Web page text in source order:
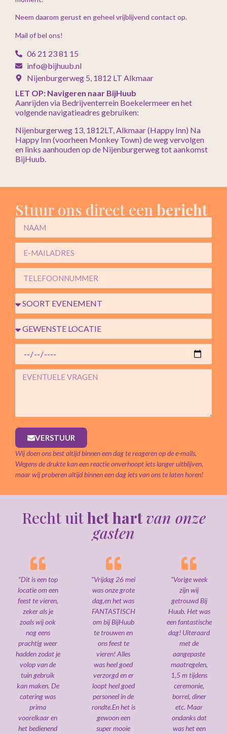
Neem daarom gerust en geheel vrijblijvend contact op.
Mail of bel ons!
06 21 23 81 15
info@bijhuub.nl
Nijenburgerweg 5, 1812 LT Alkmaar
LET OP: Navigeren naar BijHuub
Aanrijden via Bedrijventerrein Boekelermeer en het
volgende navigatieadres gebruiken:
Nijenburgerweg 13, 1812LT, Alkmaar (Happy Inn) Na
Happy Inn (voorheen Monkey Town) de weg vervolgen
en links aanhouden op de Nijenburgerweg tot aankomst
BijHuub.
Stuur ons direct eenbericht
VERSTUUR
Wij doen ons best altijd binnen een dag te reageren op de e-mails.
Wegens de drukte kan een reactie onverhoopt iets langer uitblijven,
maar wij proberen altijd binnen een dag iets van ons te laten horen!
Recht uithet hart van onze
gasten
“Dit is een top
locatie om een
feest te vieren,
zeker als je
zoals wij ook
nog eens
prachtig weer
hadden zodat je
volop van de
tuin gebruik
kan maken. De
catering was
prima
voorelkaar en
het bedienend
“Vrijdag 26 mei
was onze grote
dag,en het was
FANTASTISCH
om bij BijHuub
te trouwen en
ons feest te
vieren! Alles
was heel goed
verzorgd en er
loopt heel goed
personeel in de
rondte.En het is
gewoon een
super mooie
“Vorige week
zijn wij
getrouwd Bij
Huub. Het was
een fantastische
dag! Uiteraard
met de
aangepaste
maatregelen,
1,5 m tijdens
ceremonie,
borrel, diner
etc. Maar
ondanks dat
was het een